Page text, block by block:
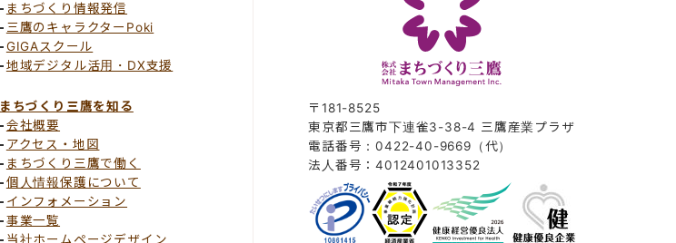
まちづくり情報発信
三鷹のキャラクターPoki
GIGAスクール
地域デジタル活用・DX支援
まちづくり三鷹を知る
会社概要
アクセス・地図
まちづくり三鷹で働く
個人情報保護について
インフォメーション
事業一覧
当社ホームページデザイン
〒181-8525
東京都三鷹市下連雀3-38-4 三鷹産業プラザ
電話番号：0422-40-9669（代）
法人番号：4012401013352